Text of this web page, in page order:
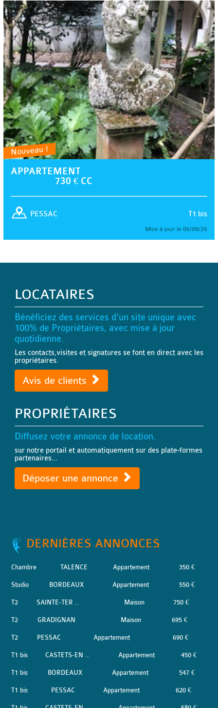
Nouveau !
APPARTEMENT
730 € CC
T1 bis
PESSAC
Mise à jour le 06/08/26
LOCATAIRES
Bénéficiez des services d'un site unique avec
100% de Propriétaires, avec mise à jour
quotidienne.
Les contacts,visites et signatures se font en direct avec les
propriétaires.
Avis de clients
PROPRIÉTAIRES
Diffusez votre annonce de location.
sur notre portail et automatiquement sur des plate-formes
partenaires...
Déposer une annonce
DERNIÈRES ANNONCES
Chambre TALENCE Appartement 350 €
Studio BORDEAUX Appartement 550 €
T2 SAINTE-TER .. Maison 750 €
T2 GRADIGNAN Maison 695 €
T2 PESSAC Appartement 690 €
T1 bis CASTETS-EN .. Appartement 450 €
T1 bis BORDEAUX Appartement 547 €
T1 bis PESSAC Appartement 620 €